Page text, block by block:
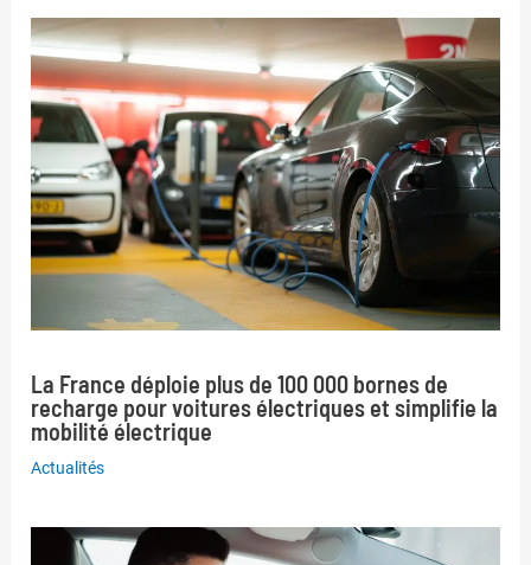
La France déploie plus de 100 000 bornes de
recharge pour voitures électriques et simplifie la
mobilité électrique
Actualités